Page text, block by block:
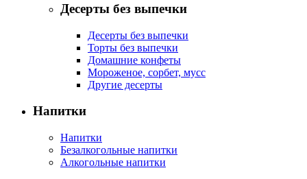
Десерты без выпечки
Десерты без выпечки
Торты без выпечки
Домашние конфеты
Мороженое, сорбет, мусс
Другие десерты
Напитки
Напитки
Безалкогольные напитки
Алкогольные напитки